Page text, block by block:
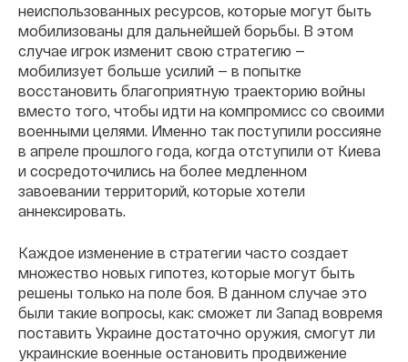
неиспользованных ресурсов, которые могут быть
мобилизованы для дальнейшей борьбы. В этом
случае игрок изменит свою стратегию —
мобилизует больше усилий — в попытке
восстановить благоприятную траекторию войны
вместо того, чтобы идти на компромисс со своими
военными целями. Именно так поступили россияне
в апреле прошлого года, когда отступили от Киева
и сосредоточились на более медленном
завоевании территорий, которые хотели
аннексировать.
Каждое изменение в стратегии часто создает
множество новых гипотез, которые могут быть
решены только на поле боя. В данном случае это
были такие вопросы, как: сможет ли Запад вовремя
поставить Украине достаточно оружия, смогут ли
украинские военные остановить продвижение